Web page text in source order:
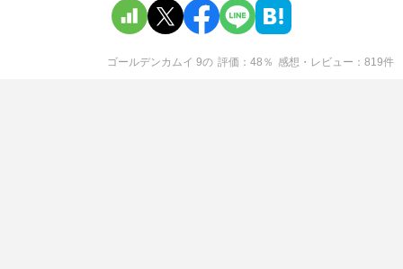
ゴールデンカムイ 9の 評価 48 ％ 感想・レビュー 819件